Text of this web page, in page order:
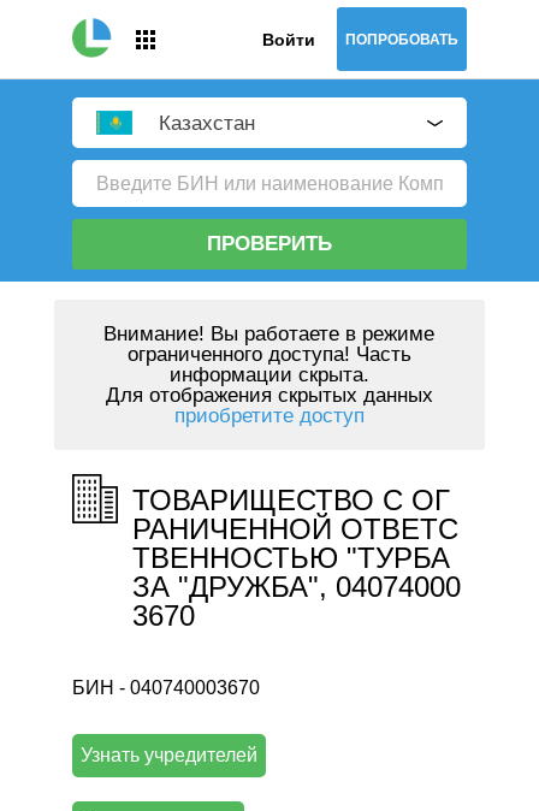
Войти ПОПРОБОВАТЬ
Казахстан
ПРОВЕРИТЬ
Внимание! Вы работаете в режиме
ограниченного доступа! Часть
информации скрыта.
Для отображения скрытых данных
приобретите доступ
ТОВАРИЩЕСТВО С ОГ
РАНИЧЕННОЙ ОТВЕТС
ТВЕННОСТЬЮ "ТУРБА
ЗА "ДРУЖБА", 04074000
3670
БИН - 040740003670
Узнать учредителей